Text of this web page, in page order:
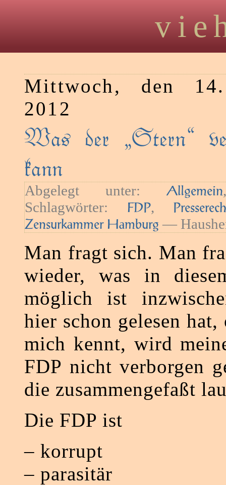
Mittwoch, den
2012
Was der „Stern“
kann
Abgelegt unter: Agemein,
Schlagwörter: FDP,
Zensurkammer Hamburg —
Man fragt sich. Man
wieder, was in
möglich ist
hier schon gelesen hat,
mich kennt, wird
FDP nicht verborgen
die zusammengefaßt
Die FDP ist
– korrupt
– parasitär